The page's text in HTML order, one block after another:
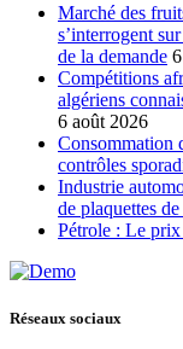
Marché des
s’interrogent
de la demande
Compétitions
algériens
6 août 2026
Consommation
contrôles
Industrie
de plaquettes
Pétrole : Le
Réseaux sociaux